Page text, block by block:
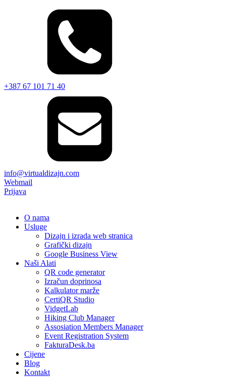
+387 67 101 71 40
info@virtualdizajn.com
Webmail
Prijava
O nama
Usluge
Dizajn i izrada web stranica
Grafički dizajn
Google Business View
Naši Alati
QR code generator
Izračun doprinosa
Kalkulator marže
CertiQR Studio
VidgetLab
Hiking Club Manager
Assosiation Members Manager
Event Registration System
FakturaDesk.ba
Cijene
Blog
Kontakt